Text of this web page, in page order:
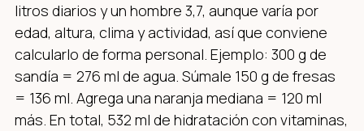
litros diarios y un hombre 3,7, aunque varía por
edad, altura, clima y actividad, así que conviene
calcularlo de forma personal. Ejemplo: 300 g de
sandía = 276 ml de agua. Súmale 150 g de fresas
= 136 ml. Agrega una naranja mediana = 120 ml
más. En total, 532 ml de hidratación con vitaminas,